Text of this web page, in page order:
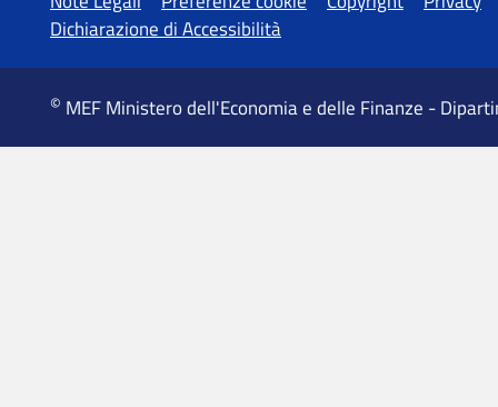
MEF Ministero dell'Economia e delle Finanze -